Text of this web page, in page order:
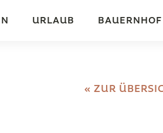
URLAUB BAUERNHOF
« ZUR